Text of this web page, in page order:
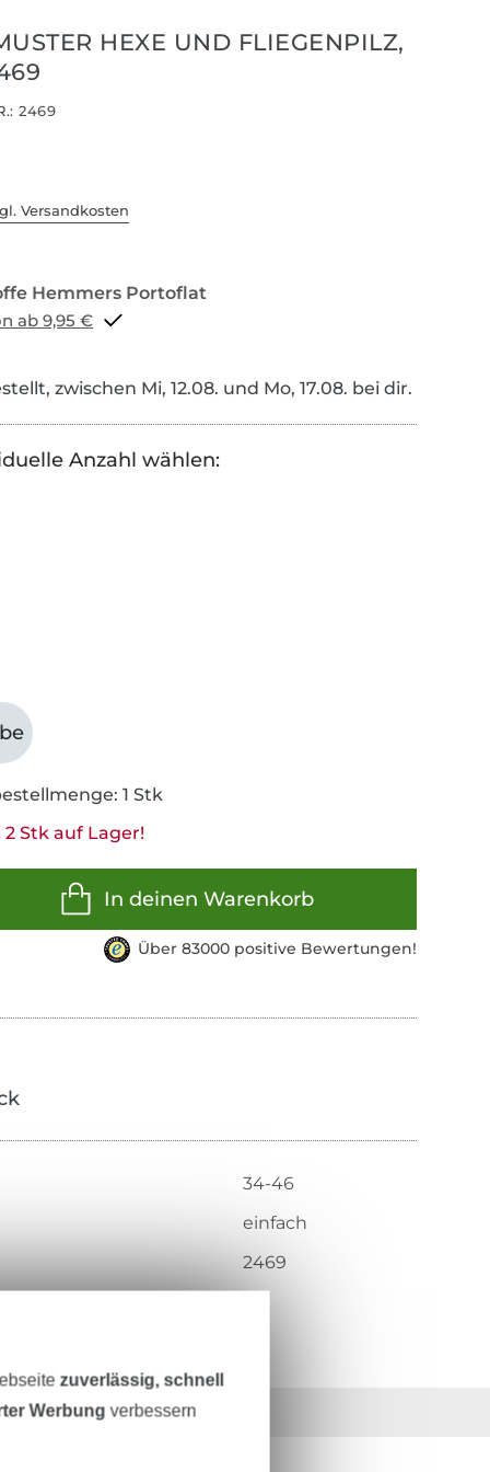
HEXE UND FLIEGENPILZ,
2469
Versandkosten
Portoflat schon ab 9,95 €
zwischen Mi, 12.08. und Mo, 17.08. bei dir.
Anzahl wählen:
1 Stk
Stk auf Lager!
In deinen Warenkorb
Über 83000 positive Bewertungen!
34-46
einfach
2469
36 Jahre Erfahrung
zuverlässig, schnell
Werbung verbessern